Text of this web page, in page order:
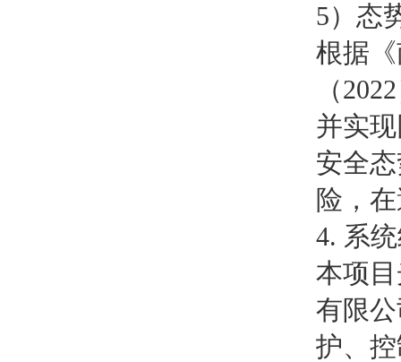
5）态
根据
（
并实
安全
险，
4. 系
本项
有限
护、